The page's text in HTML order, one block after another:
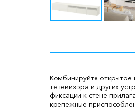
Комбинируйте открытое
телевизора и других
фиксации к стене
крепежные